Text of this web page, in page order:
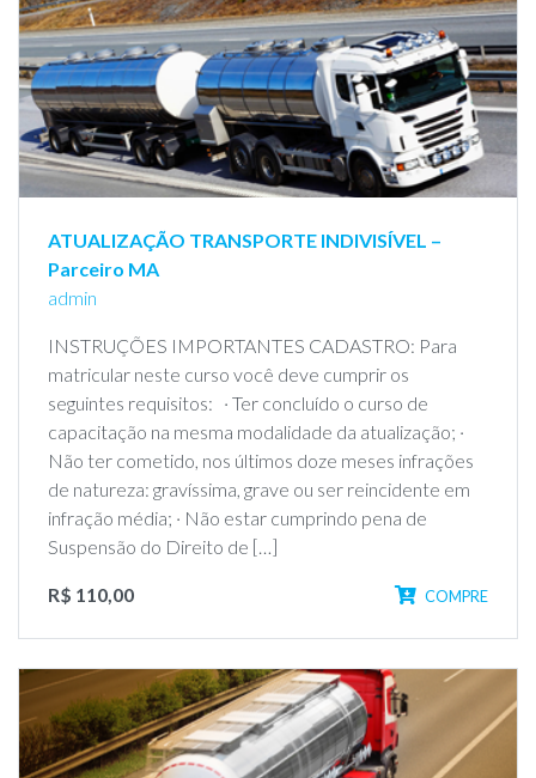
ATUALIZAÇÃO TRANSPORTE INDIVISÍVEL –
Parceiro MA
admin
INSTRUÇÕES IMPORTANTES CADASTRO: Para
matricular neste curso você deve cumprir os
seguintes requisitos: · Ter concluído o curso de
capacitação na mesma modalidade da atualização; ·
Não ter cometido, nos últimos doze meses infrações
de natureza: gravíssima, grave ou ser reincidente em
infração média; · Não estar cumprindo pena de
Suspensão do Direito de […]
R$ 110,00 COMPRE